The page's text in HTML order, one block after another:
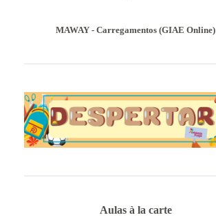
MAWAY - Carregamentos (GIAE Online)
Aulas à la carte